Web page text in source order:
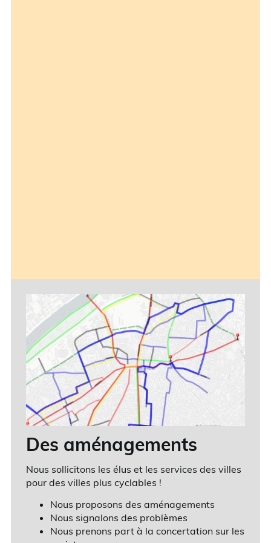
Des aménagements
Nous sollicitons les élus et les services des villes
pour des villes plus cyclables !
Nous proposons des aménagements
Nous signalons des problèmes
Nous prenons part à la concertation sur les